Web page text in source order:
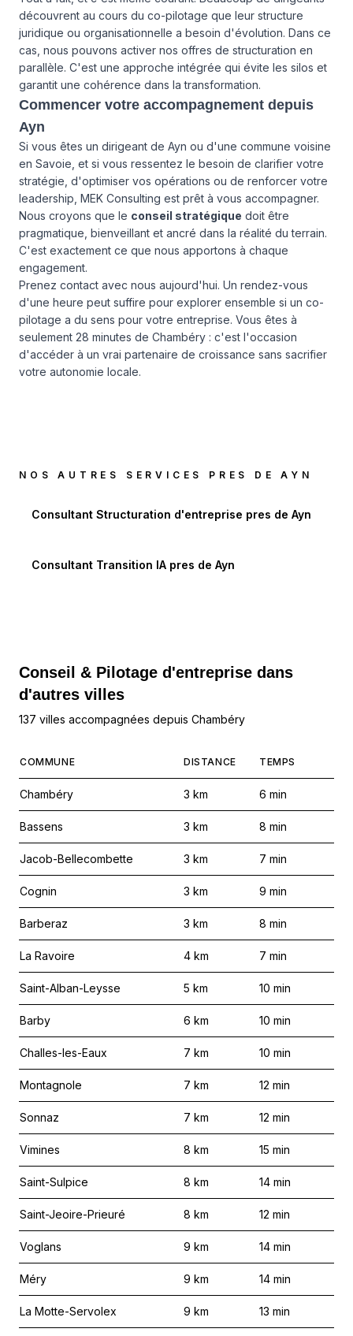
découvrent au cours du co-pilotage que leur structure
juridique ou organisationnelle a besoin d'évolution. Dans ce
cas, nous pouvons activer nos offres de structuration en
parallèle. C'est une approche intégrée qui évite les silos et
garantit une cohérence dans la transformation.
Commencer votre accompagnement depuis
Ayn
Si vous êtes un dirigeant de Ayn ou d'une commune voisine
en Savoie, et si vous ressentez le besoin de clarifier votre
stratégie, d'optimiser vos opérations ou de renforcer votre
leadership, MEK Consulting est prêt à vous accompagner.
Nous croyons que le conseil stratégique doit être
pragmatique, bienveillant et ancré dans la réalité du terrain.
C'est exactement ce que nous apportons à chaque
engagement.
Prenez contact avec nous aujourd'hui. Un rendez-vous
d'une heure peut suffire pour explorer ensemble si un co-
pilotage a du sens pour votre entreprise. Vous êtes à
seulement 28 minutes de Chambéry : c'est l'occasion
d'accéder à un vrai partenaire de croissance sans sacrifier
votre autonomie locale.
NOS AUTRES SERVICES PRES DEAYN
Consultant Structuration d'entreprise pres de Ayn
Consultant Transition IA pres de Ayn
Conseil & Pilotage d'entreprise dans
d'autres villes
137 villes accompagnées depuis Chambéry
COMMUNE DISTANCE TEMPS
Chambéry 3 km 6 min
Bassens 3 km 8 min
Jacob-Bellecombette 3 km 7 min
Cognin 3 km 9 min
Barberaz 3 km 8 min
La Ravoire 4 km 7 min
Saint-Alban-Leysse 5 km 10 min
Barby 6 km 10 min
Challes-les-Eaux 7 km 10 min
Montagnole 7 km 12 min
Sonnaz 7 km 12 min
Vimines 8 km 15 min
Saint-Sulpice 8 km 14 min
Saint-Jeoire-Prieuré 8 km 12 min
Voglans 9 km 14 min
Méry 9 km 14 min
La Motte-Servolex 9 km 13 min